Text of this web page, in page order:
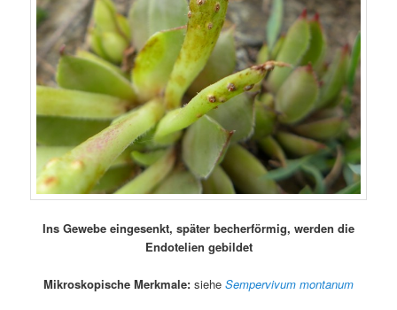
Ins Gewebe eingesenkt, später becherförmig, werden die
Endotelien gebildet
Mikroskopische Merkmale: siehe Sempervivum montanum